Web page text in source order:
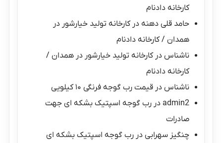
کارخانه دادنام
حامد قلی دهنه درکارخانه تولید خیارشور در
همدان / کارخانه دادنام
ناشناس درکارخانه تولید خیارشور در همدان /
کارخانه دادنام
ناشناس درقیمت رب گوجه فرنگی ۱۰ کیلویی
admin2 دررب گوجه اسپتیک بشکه ای جهت
صادرات
چنگیز سهرابی دررب گوجه اسپتیک بشکه ای